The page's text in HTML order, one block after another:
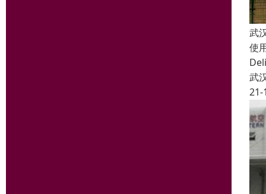
武
使
武
21-